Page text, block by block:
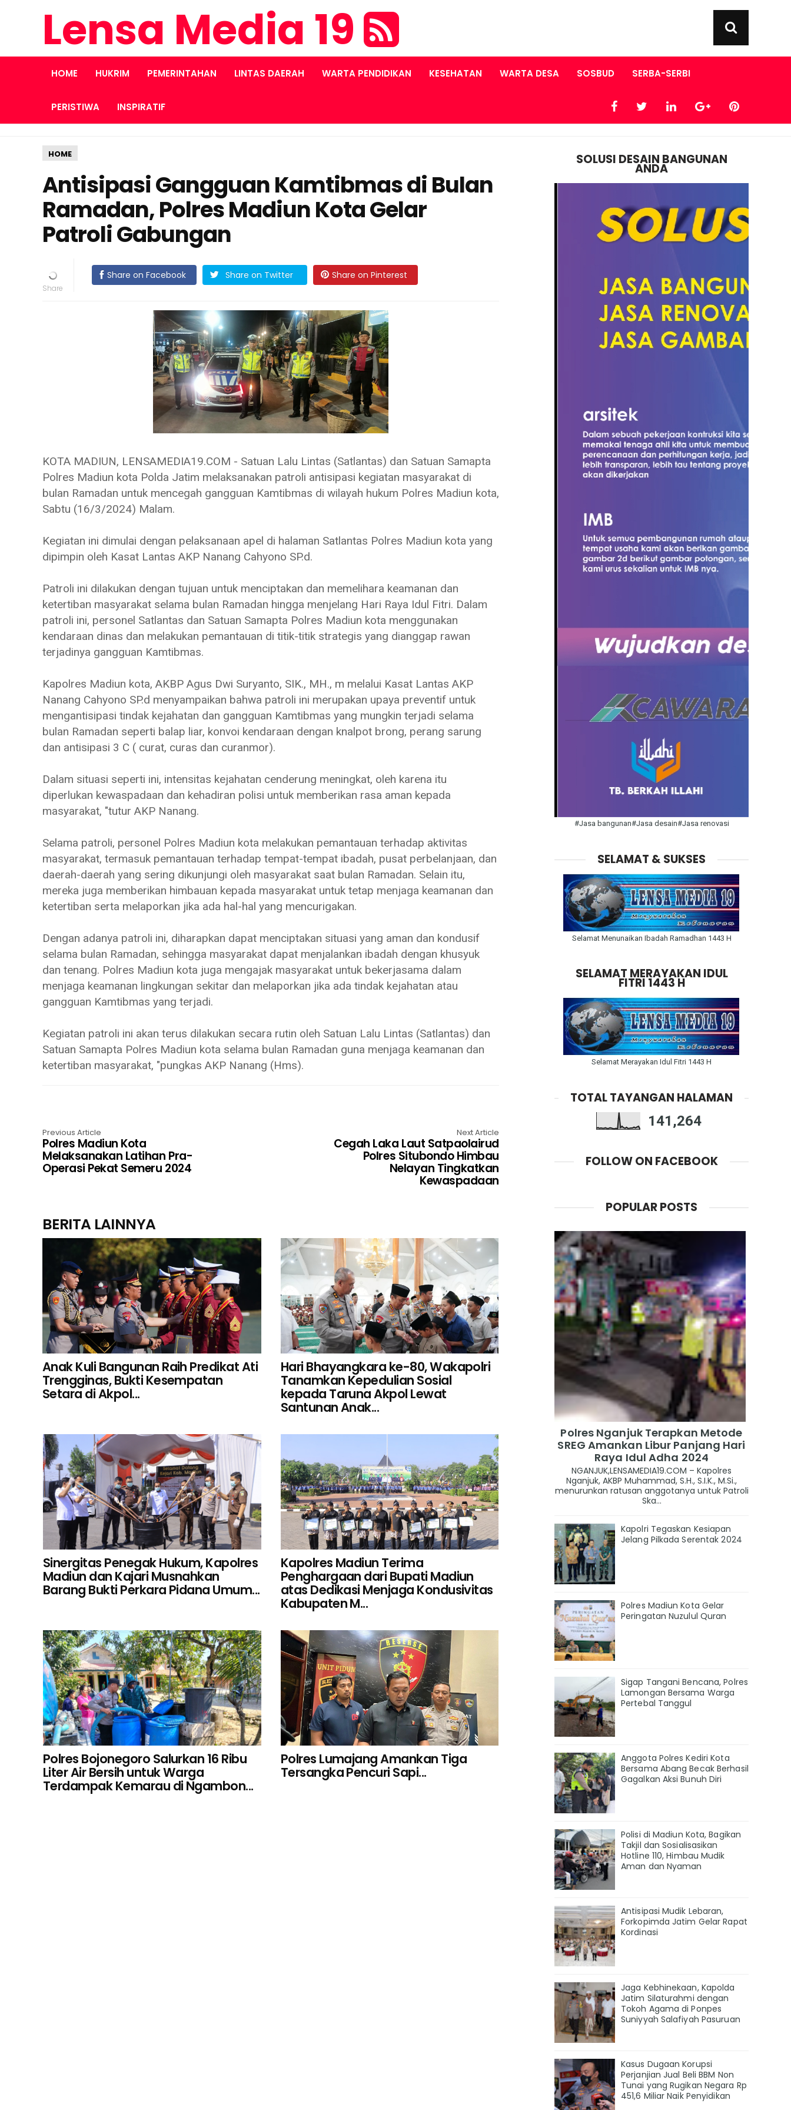
Lensa Media 19
HOME HUKRIM PEMERINTAHAN LINTAS DAERAH WARTA PENDIDIKAN KESEHATAN WARTA DESA SOSBUD SERBA-SERBI
PERISTIWA INSPIRATIF
HOME
Antisipasi Gangguan Kamtibmas di Bulan
Ramadan, Polres Madiun Kota Gelar
Patroli Gabungan
Share on Facebook Share on Twitter Share on Pinterest
KOTA MADIUN, LENSAMEDIA19.COM - Satuan Lalu Lintas (Satlantas) dan Satuan Samapta
Polres Madiun kota Polda Jatim melaksanakan patroli antisipasi kegiatan masyarakat di
bulan Ramadan untuk mencegah gangguan Kamtibmas di wilayah hukum Polres Madiun kota,
Sabtu (16/3/2024) Malam.
Kegiatan ini dimulai dengan pelaksanaan apel di halaman Satlantas Polres Madiun kota yang
dipimpin oleh Kasat Lantas AKP Nanang Cahyono SP.d.
Patroli ini dilakukan dengan tujuan untuk menciptakan dan memelihara keamanan dan
ketertiban masyarakat selama bulan Ramadan hingga menjelang Hari Raya Idul Fitri. Dalam
patroli ini, personel Satlantas dan Satuan Samapta Polres Madiun kota menggunakan
kendaraan dinas dan melakukan pemantauan di titik-titik strategis yang dianggap rawan
terjadinya gangguan Kamtibmas.
Kapolres Madiun kota, AKBP Agus Dwi Suryanto, SIK., MH., m melalui Kasat Lantas AKP
Nanang Cahyono SP.d menyampaikan bahwa patroli ini merupakan upaya preventif untuk
mengantisipasi tindak kejahatan dan gangguan Kamtibmas yang mungkin terjadi selama
bulan Ramadan seperti balap liar, konvoi kendaraan dengan knalpot brong, perang sarung
dan antisipasi 3 C ( curat, curas dan curanmor).
Dalam situasi seperti ini, intensitas kejahatan cenderung meningkat, oleh karena itu
diperlukan kewaspadaan dan kehadiran polisi untuk memberikan rasa aman kepada
masyarakat, "tutur AKP Nanang.
Selama patroli, personel Polres Madiun kota melakukan pemantauan terhadap aktivitas
masyarakat, termasuk pemantauan terhadap tempat-tempat ibadah, pusat perbelanjaan, dan
daerah-daerah yang sering dikunjungi oleh masyarakat saat bulan Ramadan. Selain itu,
mereka juga memberikan himbauan kepada masyarakat untuk tetap menjaga keamanan dan
ketertiban serta melaporkan jika ada hal-hal yang mencurigakan.
Dengan adanya patroli ini, diharapkan dapat menciptakan situasi yang aman dan kondusif
selama bulan Ramadan, sehingga masyarakat dapat menjalankan ibadah dengan khusyuk
dan tenang. Polres Madiun kota juga mengajak masyarakat untuk bekerjasama dalam
menjaga keamanan lingkungan sekitar dan melaporkan jika ada tindak kejahatan atau
gangguan Kamtibmas yang terjadi.
Kegiatan patroli ini akan terus dilakukan secara rutin oleh Satuan Lalu Lintas (Satlantas) dan
Satuan Samapta Polres Madiun kota selama bulan Ramadan guna menjaga keamanan dan
ketertiban masyarakat, "pungkas AKP Nanang (Hms).
Previous Article
Polres Madiun Kota
Melaksanakan Latihan Pra-
Operasi Pekat Semeru 2024
Next Article
Cegah Laka Laut Satpaolairud
Polres Situbondo Himbau
Nelayan Tingkatkan
Kewaspadaan
BERITA LAINNYA
Anak Kuli Bangunan Raih Predikat Ati
Trengginas, Bukti Kesempatan
Setara di Akpol...
Hari Bhayangkara ke-80, Wakapolri
Tanamkan Kepedulian Sosial
kepada Taruna Akpol Lewat
Santunan Anak...
Sinergitas Penegak Hukum, Kapolres
Madiun dan Kajari Musnahkan
Barang Bukti Perkara Pidana Umum...
Kapolres Madiun Terima
Penghargaan dari Bupati Madiun
atas Dedikasi Menjaga Kondusivitas
Kabupaten M...
Polres Bojonegoro Salurkan 16 Ribu
Liter Air Bersih untuk Warga
Terdampak Kemarau di Ngambon...
Polres Lumajang Amankan Tiga
Tersangka Pencuri Sapi...
SOLUSI DESAIN BANGUNAN
ANDA
#Jasa bangunan#Jasa desain#Jasa renovasi
SELAMAT & SUKSES
Selamat Menunaikan Ibadah Ramadhan 1443 H
SELAMAT MERAYAKAN IDUL
FITRI 1443 H
Selamat Merayakan Idul Fitri 1443 H
TOTAL TAYANGAN HALAMAN
141,264
FOLLOW ON FACEBOOK
POPULAR POSTS
Polres Nganjuk Terapkan Metode
SREG Amankan Libur Panjang Hari
Raya Idul Adha 2024
NGANJUK,LENSAMEDIA19.COM – Kapolres
Nganjuk, AKBP Muhammad, S.H., S.I.K., M.Si.,
menurunkan ratusan anggotanya untuk Patroli
Ska...
Kapolri Tegaskan Kesiapan
Jelang Pilkada Serentak 2024
Polres Madiun Kota Gelar
Peringatan Nuzulul Quran
Sigap Tangani Bencana, Polres
Lamongan Bersama Warga
Pertebal Tanggul
Anggota Polres Kediri Kota
Bersama Abang Becak Berhasil
Gagalkan Aksi Bunuh Diri
Polisi di Madiun Kota, Bagikan
Takjil dan Sosialisasikan
Hotline 110, Himbau Mudik
Aman dan Nyaman
Antisipasi Mudik Lebaran,
Forkopimda Jatim Gelar Rapat
Kordinasi
Jaga Kebhinekaan, Kapolda
Jatim Silaturahmi dengan
Tokoh Agama di Ponpes
Suniyyah Salafiyah Pasuruan
Kasus Dugaan Korupsi
Perjanjian Jual Beli BBM Non
Tunai yang Rugikan Negara Rp
451,6 Miliar Naik Penyidikan